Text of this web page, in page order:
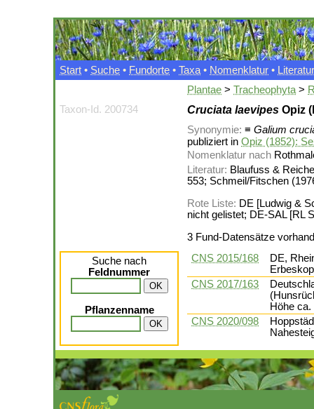
Start • Suche • Fundorte • Taxa • Nomenklatur • Literatur
Plantae > Tracheophyta >
Taxon-Id. 200734
Cruciata laevipes Opiz
Synonymie: ≡ Galium
publiziert in Opiz (1852):
Nomenklatur nach
Literatur: Blaufuss &
553; Schmeil/Fitschen
Rote Liste: DE [Ludwig &
nicht gelistet; DE-SAL [RL
3 Fund-Datensätze
Suche nach
Feldnummer
Pflanzenname
CNS 2015/168
DE,
CNS 2017/163
Höhe
CNS 2020/098